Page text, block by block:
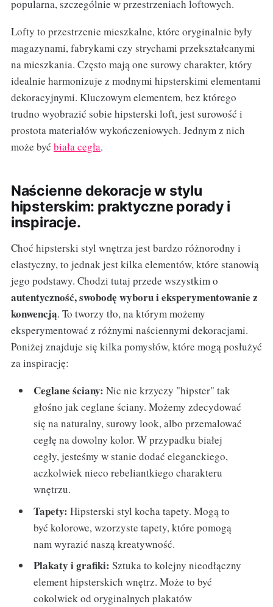
popularna, szczególnie w przestrzeniach loftowych.
Lofty to przestrzenie mieszkalne, które oryginalnie były
magazynami, fabrykami czy strychami przekształcanymi
na mieszkania. Często mają one surowy charakter, który
idealnie harmonizuje z modnymi hipsterskimi elementami
dekoracyjnymi. Kluczowym elementem, bez którego
trudno wyobrazić sobie hipsterski loft, jest surowość i
prostota materiałów wykończeniowych. Jednym z nich
może być biała cegła.
Naścienne dekoracje w stylu
hipsterskim: praktyczne porady i
inspiracje.
Choć hipsterski styl wnętrza jest bardzo różnorodny i
elastyczny, to jednak jest kilka elementów, które stanowią
jego podstawy. Chodzi tutaj przede wszystkim o
autentyczność, swobodę wyboru i eksperymentowanie z
konwencją. To tworzy tło, na którym możemy
eksperymentować z różnymi naściennymi dekoracjami.
Poniżej znajduje się kilka pomysłów, które mogą posłużyć
za inspirację:
Ceglane ściany: Nic nie krzyczy "hipster" tak
głośno jak ceglane ściany. Możemy zdecydować
się na naturalny, surowy look, albo przemalować
cegłę na dowolny kolor. W przypadku białej
cegły, jesteśmy w stanie dodać eleganckiego,
aczkolwiek nieco rebeliantkiego charakteru
wnętrzu.
Tapety: Hipsterski styl kocha tapety. Mogą to
być kolorowe, wzorzyste tapety, które pomogą
nam wyrazić naszą kreatywność.
Plakaty i grafiki: Sztuka to kolejny nieodłączny
element hipsterskich wnętrz. Może to być
cokolwiek od oryginalnych plakatów